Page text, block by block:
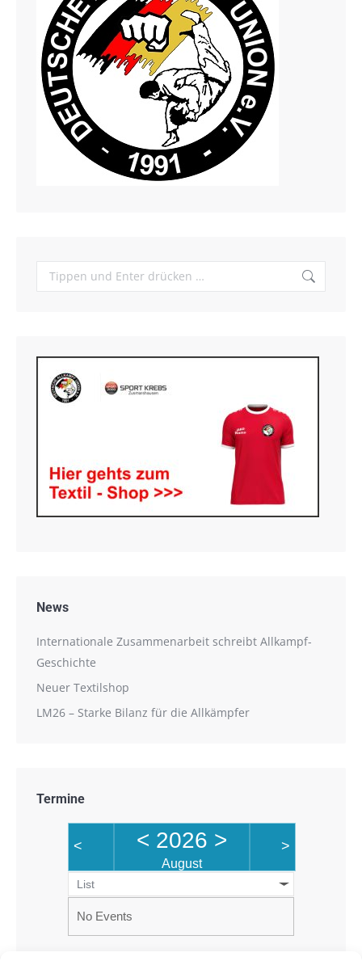
Search:
News
Internationale Zusammenarbeit schreibt Allkampf-
Geschichte
Neuer Textilshop
LM26 – Starke Bilanz für die Allkämpfer
Termine
< < 2026 >
August
>
List
No Events